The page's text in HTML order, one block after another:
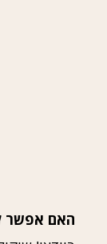
האם אפשר